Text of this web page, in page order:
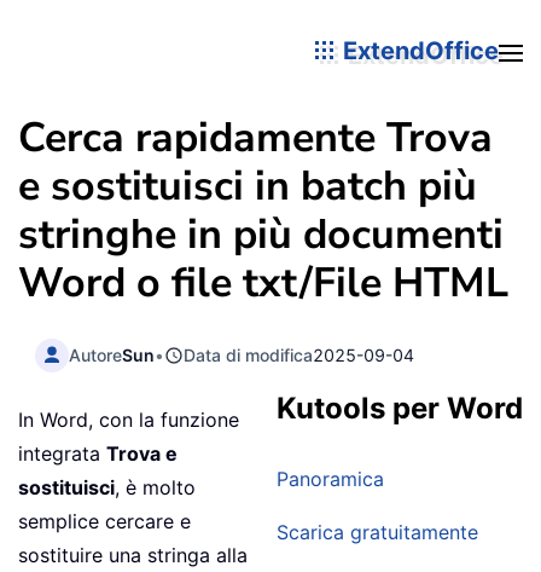
ExtendOffice
Cerca rapidamente Trova
e sostituisci in batch più
stringhe in più documenti
Word o file txt/File HTML
AutoreSun• Data di modifica2025-09-04
Kutools per Word
Panoramica
Scarica gratuitamente
In Word, con la funzione
integrata Trova e
sostituisci, è molto
semplice cercare e
sostituire una stringa alla